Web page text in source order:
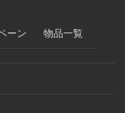
ーン 物品一覧